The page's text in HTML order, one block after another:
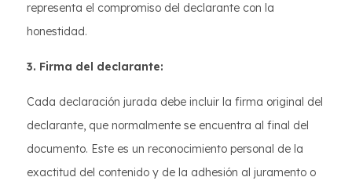
representa el compromiso del declarante con la
honestidad.
3. Firma del declarante:
Cada declaración jurada debe incluir la firma original del
declarante, que normalmente se encuentra al final del
documento. Este es un reconocimiento personal de la
exactitud del contenido y de la adhesión al juramento o